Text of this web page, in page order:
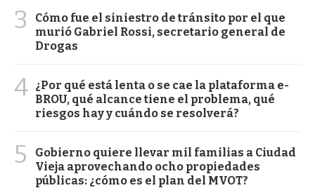
3
Cómo fue el siniestro de tránsito por el que
murió Gabriel Rossi, secretario general de
Drogas
4 ¿Por qué está lenta o se cae la plataforma e-
BROU, qué alcance tiene el problema, qué
riesgos hay y cuándo se resolverá?
5
Gobierno quiere llevar mil familias a Ciudad
Vieja aprovechando ocho propiedades
públicas: ¿cómo es el plan del MVOT?